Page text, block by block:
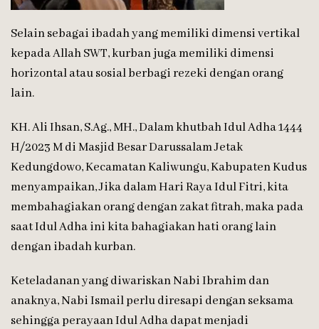
Selain sebagai ibadah yang memiliki dimensi vertikal
kepada Allah SWT, kurban juga memiliki dimensi
horizontal atau sosial berbagi rezeki dengan orang
lain.
KH. Ali Ihsan, S.Ag., MH., Dalam khutbah Idul Adha 1444
H/2023 M di Masjid Besar Darussalam Jetak
Kedungdowo, Kecamatan Kaliwungu, Kabupaten Kudus
menyampaikan, Jika dalam Hari Raya Idul Fitri, kita
membahagiakan orang dengan zakat fitrah, maka pada
saat Idul Adha ini kita bahagiakan hati orang lain
dengan ibadah kurban.
Keteladanan yang diwariskan Nabi Ibrahim dan
anaknya, Nabi Ismail perlu diresapi dengan seksama
sehingga perayaan Idul Adha dapat menjadi